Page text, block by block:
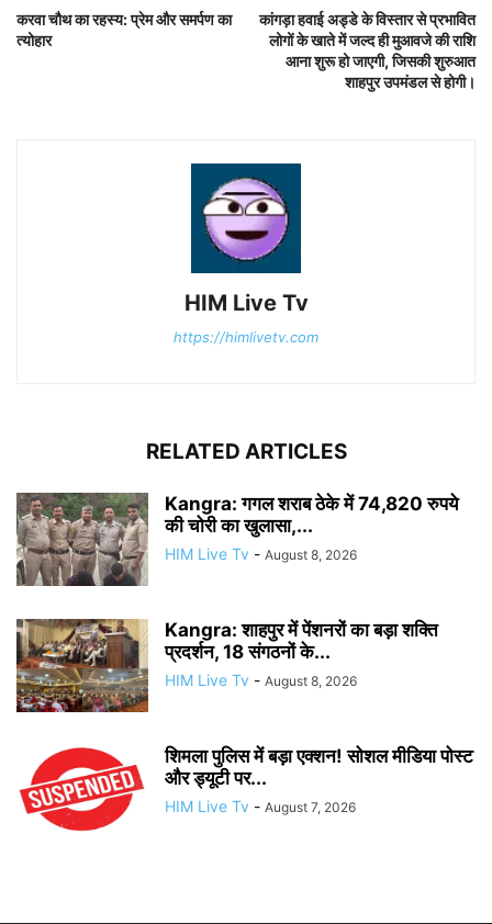
करवा चौथ का रहस्य: प्रेम और समर्पण का
त्योहार
कांगड़ा हवाई अड्डे के विस्तार से प्रभावित
लोगों के खाते में जल्द ही मुआवजे की राशि
आना शुरू हो जाएगी, जिसकी शुरुआत
शाहपुर उपमंडल से होगी।
HIM Live Tv
https://himlivetv.com
RELATED ARTICLES
Kangra: गगल शराब ठेके में 74,820 रुपये
की चोरी का खुलासा,...
HIM Live Tv - August 8, 2026
Kangra: शाहपुर में पेंशनरों का बड़ा शक्ति
प्रदर्शन, 18 संगठनों के...
HIM Live Tv - August 8, 2026
शिमला पुलिस में बड़ा एक्शन! सोशल मीडिया पोस्ट
और ड्यूटी पर...
HIM Live Tv - August 7, 2026